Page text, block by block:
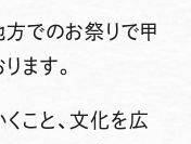
方でのお祭りで甲
ます。
こと、文化を広